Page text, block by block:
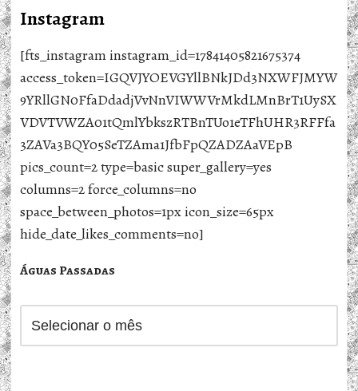
Instagram
[fts_instagram instagram_id=17841405821675374
access_token=IGQVJYOEVGYllBNkJDd3NXWFJMYW
9YRllGN0FfaDdadjVvNnVIWWVrMkdLMnBrT1UySX
VDVTVWZA01tQmlYbkszRTBnTUo1eTFhUHR3RFFfa
3ZAVa3BQY05SeTZAma1JfbFpQZADZAaVEpB
pics_count=2 type=basic super_gallery=yes
columns=2 force_columns=no
space_between_photos=1px icon_size=65px
hide_date_likes_comments=no]
Águas Passadas